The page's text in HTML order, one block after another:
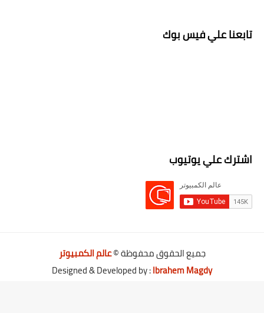
تابعنا علي فيس بوك
اشترك علي يوتيوب
جميع الحقوق محفوظة ©عالم الكمبيوتر
Designed & Developed by :Ibrahem Magdy